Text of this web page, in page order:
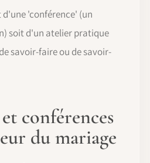
'conférence' (un
soit d'un atelier pratique
savoir-faire ou de savoir-
conférences
du mariage